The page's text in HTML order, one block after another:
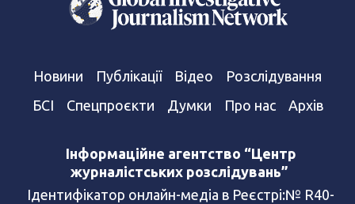
Новини Публікації Відео
Розслідування
БСІ
Спецпроєкти Думки Про нас Архів
Інформаційне агентство “Центр
журналістських розслідувань”
Ідентифікатор онлайн-медіа в Реєстрі:№ R40-